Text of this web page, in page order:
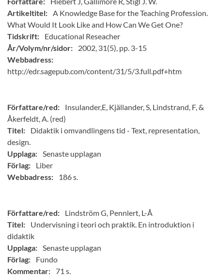
Artikeltitel: A Knowledge Base for the Teaching Profession.
What Would It Look Like and How Can We Get One?
Tidskrift:
Educational Reseacher
År/Volym/nr/sidor:
2002, 31(5), pp. 3-15
Webbadress:
http://edr.sagepub.com/content/31/5/3.full.pdf+htm
Författare/red:
Insulander,E, Kjällander, S, Lindstrand, F, &
Åkerfeldt, A. (red)
Titel:
Didaktik i omvandlingens tid - Text, representation,
design.
Upplaga: Senaste upplagan
Förlag:
Liber
Webbadress:
186 s.
Författare/red:
Lindström G, Pennlert, L-Å
Titel:
Undervisning i teori och praktik. En introduktion i
didaktik
Upplaga: Senaste upplagan
Förlag:
Fundo
Kommentar:
71 s.